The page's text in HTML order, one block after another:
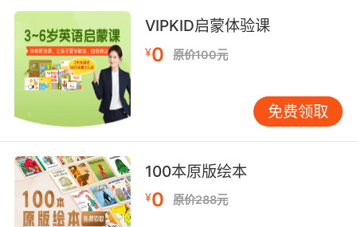
进行一些英文字母或者单词的教学时，可以采用
实物、表情或者是图片等大量的视觉情景，对孩
子进行反复大量可理解的语言输入，以丰富他们
的感性认知。比如在学习字母的时候可以充分利
用实物演示，如“apple”可以直接拿着实物苹果来
教学，“dog”可以教孩子们模仿小狗的叫声等。
小学生的教育方法第三点：模仿练习
VIPKID启蒙体验课
¥0 原价100元
免费领取
100本原版绘本
¥0 原价288元